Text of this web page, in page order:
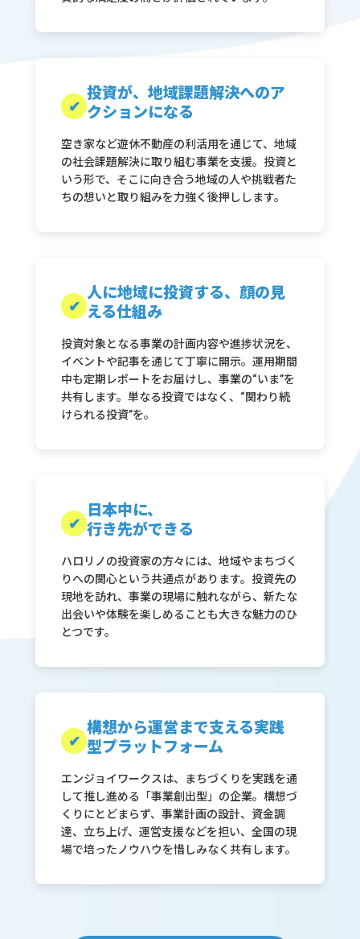
✔
投資が、地域課題解決へのア
クションになる
空き家など遊休不動産の利活用を通じて、地域
の社会課題解決に取り組む事業を支援。投資と
いう形で、そこに向き合う地域の人や挑戦者た
ちの想いと取り組みを力強く後押しします。
✔
人に地域に投資する、 顔の見
える仕組み
投資対象となる事業の計画内容や進捗状況を、
イベントや記事を通じて丁寧に開示。運用期間
中も定期レポートをお届けし、事業の“いま”を
共有します。単なる投資ではなく、“関わり続
けられる投資”を。
✔
日本中に、
行き先ができる
ハロリノの投資家の方々には、地域やまちづく
りへの関心という共通点があります。投資先の
現地を訪れ、事業の現場に触れながら、新たな
出会いや体験を楽しめることも大きな魅力のひ
とつです。
✔
構想から運営まで支える実践
型プラットフォーム
エンジョイワークスは、まちづくりを実践を通
して推し進める「事業創出型」の企業。構想づ
くりにとどまらず、事業計画の設計、資金調
達、立ち上げ、運営支援などを担い、全国の現
場で培ったノウハウを惜しみなく共有します。